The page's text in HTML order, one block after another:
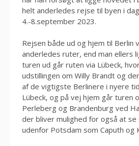
helt anderledes rejse til byen i
4.-8.september 2023.
Rejsen både ud og hjem til Berlin
anderledes ruter, end man ellers
turen ud går ruten via Lübeck,
udstillingen om Willy Brandt og
af de vigtigste Berlinere i nyere
Lübeck, og på vej hjem går turen
Perleberg og Brandenburg ved
der bliver mulighed for også at
udenfor Potsdam som Caputh og